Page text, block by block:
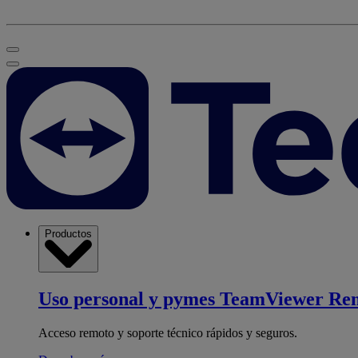
Productos
Uso personal y pymes TeamViewer
Acceso remoto y soporte técnico rápidos y seguros.